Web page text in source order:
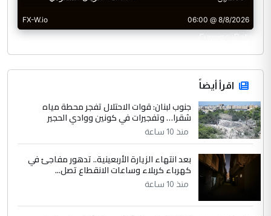
CurrencyRate
اقرأ أيضاً
جنوب لبنان: قوات الاحتلال تفجر محطة مياه
شقرا… وتفجيرات في كونين ووادي الحجير
منذ 10 ساعة
بعد انتهاء الزيارة الأربعينية.. تدهور مفاجئ في
كهرباء كربلاء وساعات الانقطاع تصل...
منذ 10 ساعة